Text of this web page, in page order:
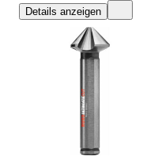
Details anzeigen